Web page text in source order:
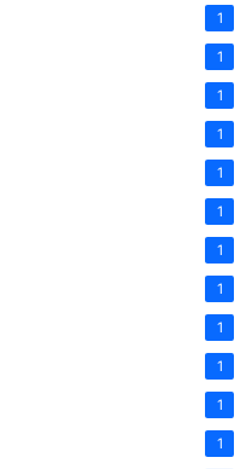
1
1
1
1
1
1
1
1
1
1
1
1